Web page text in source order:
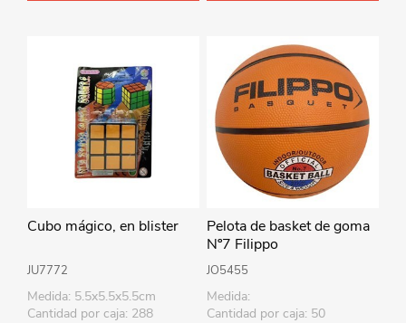
Cubo mágico, en blister
JU7772
Medida: 5.5x5.5x5.5cm
Cantidad por caja: 288
Pelota de basket de goma
Nº7 Filippo
JO5455
Medida:
Cantidad por caja: 50